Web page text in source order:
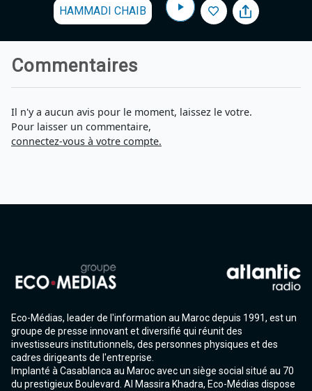
HAMMADI CHAIB
Commentaires
Il n'y a aucun avis pour le moment, laissez le votre.
Pour laisser un commentaire,
connectez-vous à votre compte.
Eco-Médias, leader de l'information au Maroc depuis 1991, est un
groupe de presse innovant et diversifié qui réunit des
investisseurs institutionnels, des personnes physiques et des
cadres dirigeants de l'entreprise.
Implanté à Casablanca au Maroc avec un siège social situé au 70
du prestigieux Boulevard. Al Massira Khadra, Eco-Médias dispose